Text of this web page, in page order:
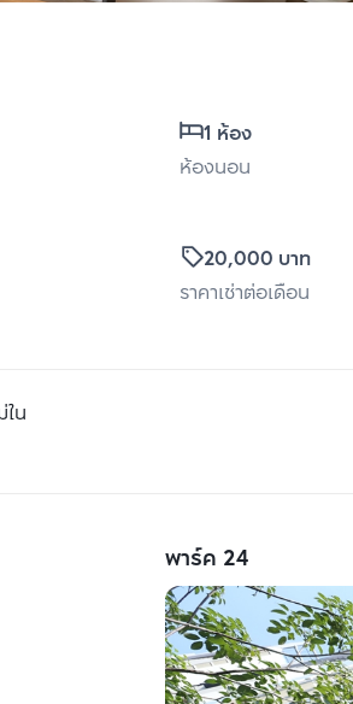
1 ห้อง
ห้องนอน
20,000 บาท
ราคาเช่าต่อเดือน
น
พาร์ค 24